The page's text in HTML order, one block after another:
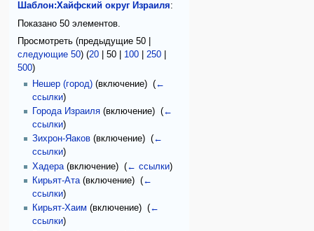
Шаблон:Хайфский округ Израиля:
Показано 50 элементов.
Просмотреть (предыдущие 50
следующие 50) (20 |50 100 |250
500)
Нешер (город)(включение) ‎ (←
ссылки)
Города Израиля(включение) ‎ (←
ссылки)
Зихрон-Яаков(включение) ‎ (←
ссылки)
Хадера(включение) ‎ (← ссылки)
Кирьят-Ата(включение) ‎ (←
ссылки)
Кирьят-Хаим (включение) ‎ (←
ссылки)